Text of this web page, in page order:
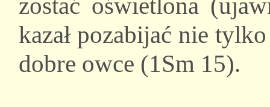
zostać oświetlona
kazał pozabijać nie
dobre owce (1Sm 15).